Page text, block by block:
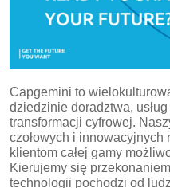
Capgemini to
dziedzinie doradztwa,
transformacji cyfrowej.
czołowych i
klientom całej gamy
Kierujemy się
technologii pochodzi od